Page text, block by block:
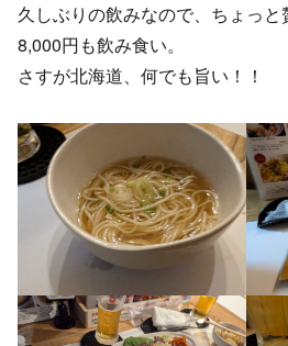
久しぶりの飲みなので、ちょっ
8,000円も飲み食い。
さすが北海道、何でも旨い！！